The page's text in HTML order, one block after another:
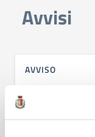
Avvisi
AVVISO
Avviso
raccogliere le
non oneroso,